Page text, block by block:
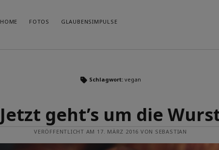
HOME FOTOS GLAUBENSIMPULSE
Seit 2007 schreibe ich an diesem Blog - mal mehr, mal weniger
www.felsenmusik.de .
Schlagwort: vegan
Jetzt geht’s um die
VERÖFFENTLICHT AM 17. MÄRZ 2016 VON SEBASTIAN